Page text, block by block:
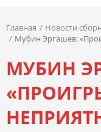
Главная
Новости
Мубин Эргашев:
МУБИН